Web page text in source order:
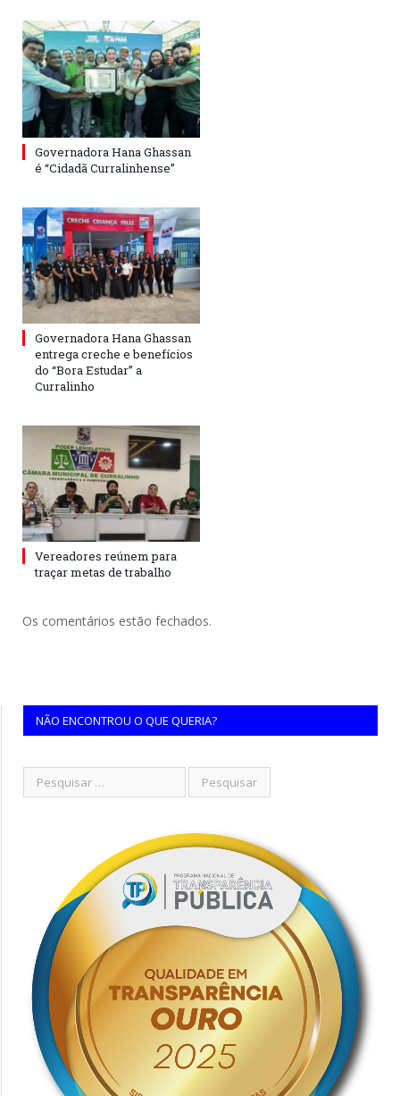
Governadora Hana Ghassan
é “Cidadã Curralinhense”
Governadora Hana Ghassan
entrega creche e benefícios
do “Bora Estudar” a
Curralinho
Vereadores reúnem para
traçar metas de trabalho
Os comentários estão fechados.
NÃO ENCONTROU O QUE QUERIA?